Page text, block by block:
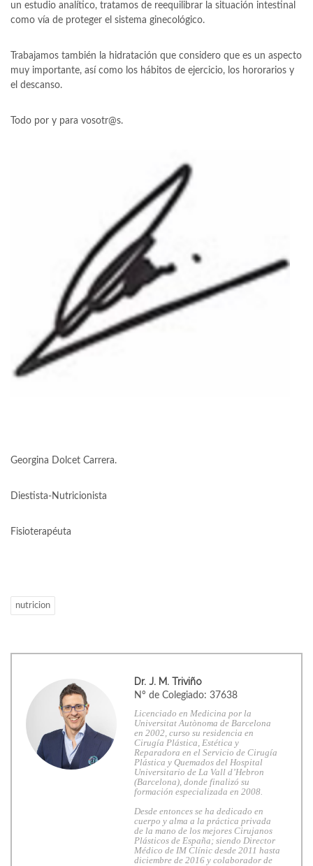
un estudio analítico, tratamos de reequilibrar la situación intestinal
como vía de proteger el sistema ginecológico.
Trabajamos también la hidratación que considero que es un aspecto
muy importante, así como los hábitos de ejercicio, los hororarios y
el descanso.
Todo por y para vosotr@s.
Georgina Dolcet Carrera.
Diestista-Nutricionista
Fisioterapéuta
nutricion
Dr. J. M. Triviño
Nº de Colegiado: 37638
Licenciado en Medicina por la
Universitat Autònoma de Barcelona
en 2002, curso su residencia en
Cirugía Plástica, Estética y
Reparadora en el Servicio de Cirugía
Plástica y Quemados del Hospital
Universitario de La Vall d’Hebron
(Barcelona), donde finalizó su
formación especializada en 2008.
Desde entonces se ha dedicado en
cuerpo y alma a la práctica privada
de la mano de los mejores Cirujanos
Plásticos de España; siendo Director
Médico de IM Clínic desde 2011 hasta
diciembre de 2016 y colaborador de